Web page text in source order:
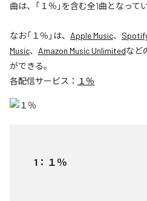
曲は、「１％」を含む全1曲となって
なお「 １％ 」は、 Apple Music、
Music、 Amazon Music Unlimitedなど
ができる。
各配信サービス： １％
1 ： １％